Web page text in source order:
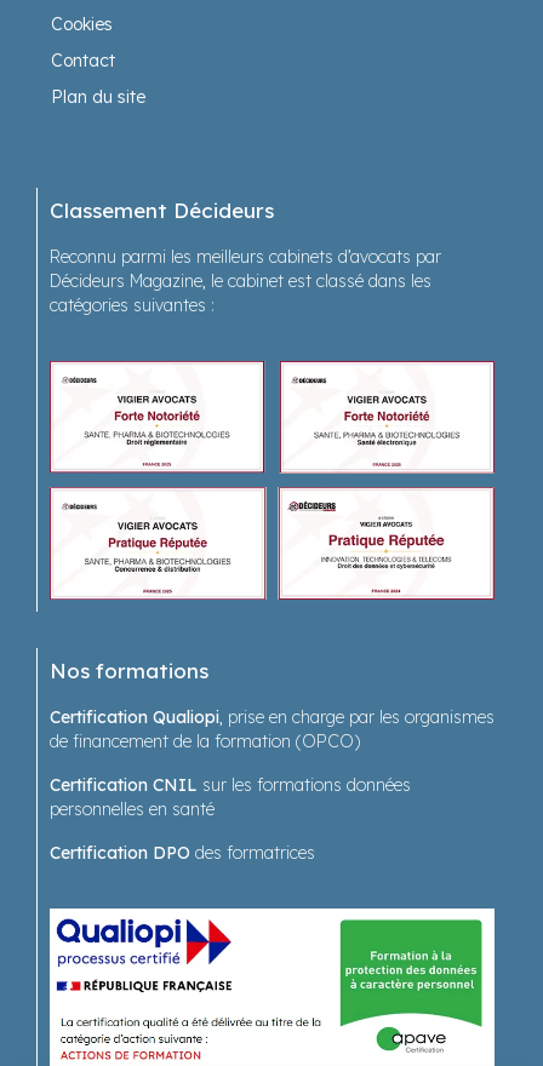
Cookies
Contact
Plan du site
Classement Décideurs
Reconnu parmi les meilleurs cabinets d’avocats par
Décideurs Magazine, le cabinet est classé dans les
catégories suivantes :
Nos formations
Certification Qualiopi, prise en charge par les organismes
de financement de la formation (OPCO)
Certification CNIL sur les formations données
personnelles en santé
Certification DPO des formatrices